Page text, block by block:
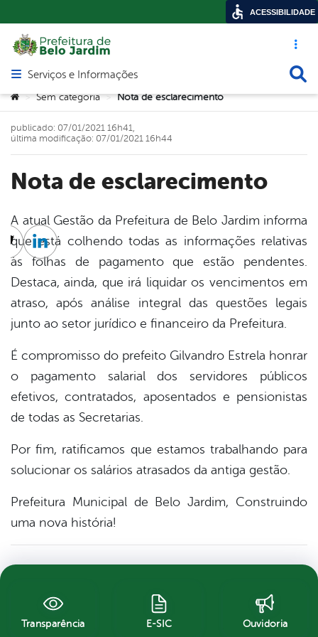
Acesso
Abrir menu principal de navegação
Serviços e Informações
Você está aqui:
> Sem categoria > Nota de esclarecimento
Nota de esclarecimento
publicado: 07/01/2021 16h41,
última modificação: 07/01/2021 16h44
A atual Gestão da Prefeitura de Belo Jardim informa
que está colhendo todas as informações relativas
às folhas de pagamento que estão pendentes.
Destaca, ainda, que irá liquidar os vencimentos em
atraso, após análise integral das questões legais
junto ao setor jurídico e financeiro da Prefeitura.
É compromisso do prefeito Gilvandro Estrela honrar
o pagamento salarial dos servidores públicos
efetivos, contratados, aposentados e pensionistas
de todas as Secretarias.
Por fim, ratificamos que estamos trabalhando para
solucionar os salários atrasados da antiga gestão.
Prefeitura Municipal de Belo Jardim, Construindo
uma nova história!
TwitterLinkedin
Transparência E-SIC Ouvidoria
ACESSIBILIDADE